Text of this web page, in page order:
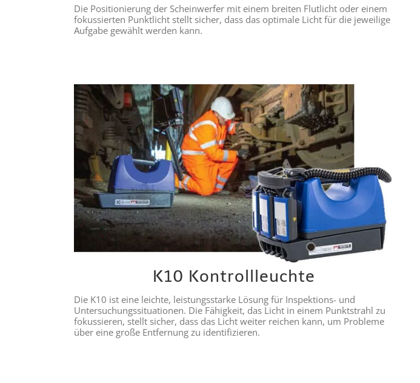
Die Positionierung der Scheinwerfer mit einem breiten Flutlicht oder einem
fokussierten Punktlicht stellt sicher, dass das optimale Licht für die jeweilige
Aufgabe gewählt werden kann.
K10 Kontrollleuchte
Die K10 ist eine leichte, leistungsstarke Lösung für Inspektions- und
Untersuchungssituationen. Die Fähigkeit, das Licht in einem Punktstrahl zu
fokussieren, stellt sicher, dass das Licht weiter reichen kann, um Probleme
über eine große Entfernung zu identifizieren.